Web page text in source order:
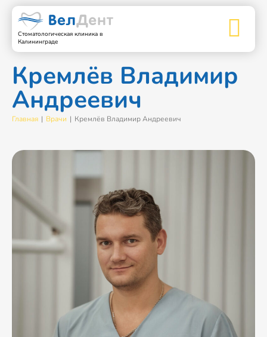
Стоматологическая клиника в
Калининграде
Кремлёв Владимир
Андреевич
Главная | Врачи | Кремлёв Владимир Андреевич